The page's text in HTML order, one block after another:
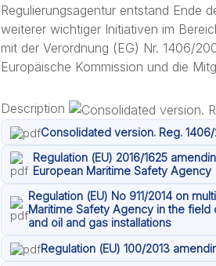
Regulierungsagentur entstand Ende
weiterer wichtiger Initiativen im
mit der Verordnung (EG) Nr. 1406/
Europäische Kommission und die
Description
Consolidated version. Reg.
Regulation (EU) 2016/1625
European Maritime Safety Agency
Regulation (EU) No 911/2014 on
Maritime Safety Agency in the
and oil and gas installations
Regulation (EU) 100/2013